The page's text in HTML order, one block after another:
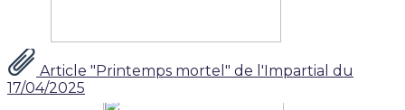
Article "Printemps mortel" de l'Impartial du
17/04/2025